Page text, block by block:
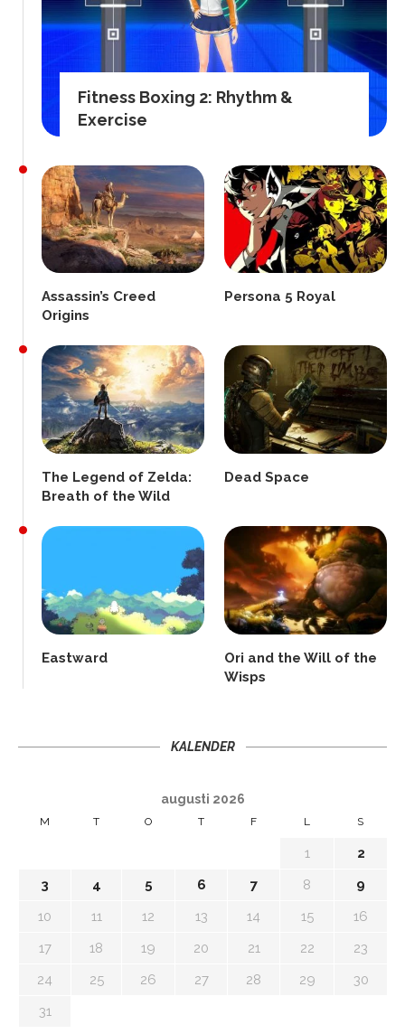
Fitness Boxing 2: Rhythm &
Exercise
Assassin’s Creed
Origins
Persona 5 Royal
The Legend of Zelda:
Breath of the Wild
Dead Space
Eastward
Ori and the Will of the
Wisps
KALENDER
augusti 2026
M T O T F L S
1
2
3
4 5 6 7 8
9
10
11 12 13 14 15
16
17
18 19 20 21 22
23
24
25 26 27 28 29
30
31